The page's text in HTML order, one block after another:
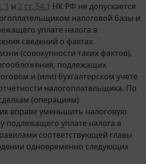
1 и 2 ст. 54.1 НК РФ не допускается
налоговой базы и
уплате налога в
сведений о фактах
(совокупности таких фактов),
подлежащих
и (или) бухгалтерском учете
налогоплательщика. По
(операциям)
вправе уменьшить налоговую
подлежащего уплате налога в
соответствующей главы
одновременно следующих